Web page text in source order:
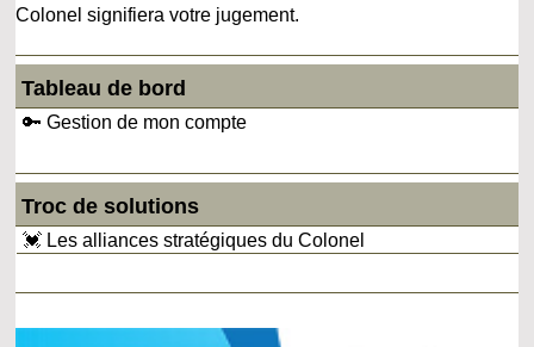
Colonel signifiera votre jugement.
Tableau de bord
🔑 Gestion de mon compte
Troc de solutions
💓 Les alliances stratégiques du Colonel